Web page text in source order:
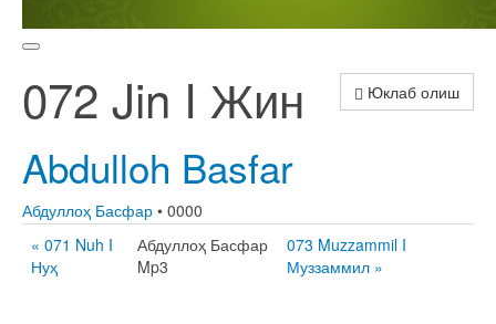
Юклаб олиш
072 Jin I Жин
Abdulloh Basfar
Абдуллоҳ Басфар • 0000
« 071 Nuh I
Нуҳ
Абдуллоҳ Басфар
Mp3
073 Muzzammil I
Муззаммил »